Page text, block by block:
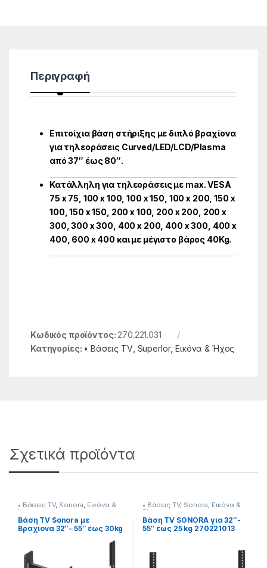
Περιγραφή
Επιτοίχια βάση στήριξης με διπλό βραχίονα
για τηλεοράσεις Curved/LED/LCD/Plasma
από 37″ έως 80″.
Κατάλληλη για τηλεοράσεις με max. VESA
75 x 75, 100 x 100, 100 x 150, 100 x 200, 150 x
100, 150 x 150, 200 x 100, 200 x 200, 200 x
300, 300 x 300, 400 x 200, 400 x 300, 400 x
400, 600 x 400 και με μέγιστο βάρος 40Kg.
Κωδικός προϊόντος: 270.221.031
Κατηγορίες: • Βάσεις TV, SuperIor,Εικόνα & Ήχος
Σχετικά προϊόντα
• Βάσεις TV, Sonora, Εικόνα &
Ήχος
Βάση TV Sonora με
Βραχίονα 32″- 55″ έως 30kg
• Βάσεις TV, Sonora, Εικόνα &
Ήχος
Βάση TV SONORA για 32″-
55″ έως 25 kg 270221013